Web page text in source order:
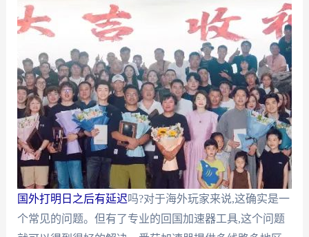
国外打明日之后有延迟吗?对于海外玩家来说,这确实是一
个常见的问题。但有了专业的回国加速器工具,这个问题